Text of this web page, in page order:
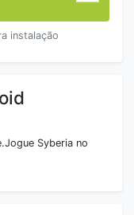
instalação
Syberia no